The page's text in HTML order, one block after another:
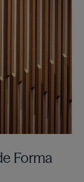
Forma